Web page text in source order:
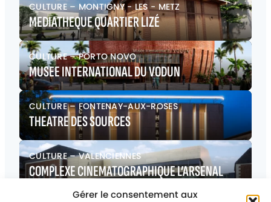
Gérer le consentement aux
CULTURE–MONTIGNY - LES - METZ
MEDIATHEQUE QUARTIER LIZÉ
CULTURE–PORTO NOVO
MUSEE INTERNATIONAL DU VODUN
CULTURE–FONTENAY-AUX-ROSES
THEATRE DES SOURCES
CULTURE–VALENCIENNES
COMPLEXE CINEMATOGRAPHIQUE L’ARSENAL